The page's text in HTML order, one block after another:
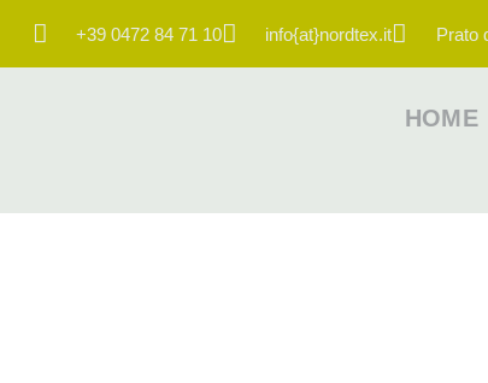
+39 0472 84 71 10 info{at}nordtex.it Prato
HOME